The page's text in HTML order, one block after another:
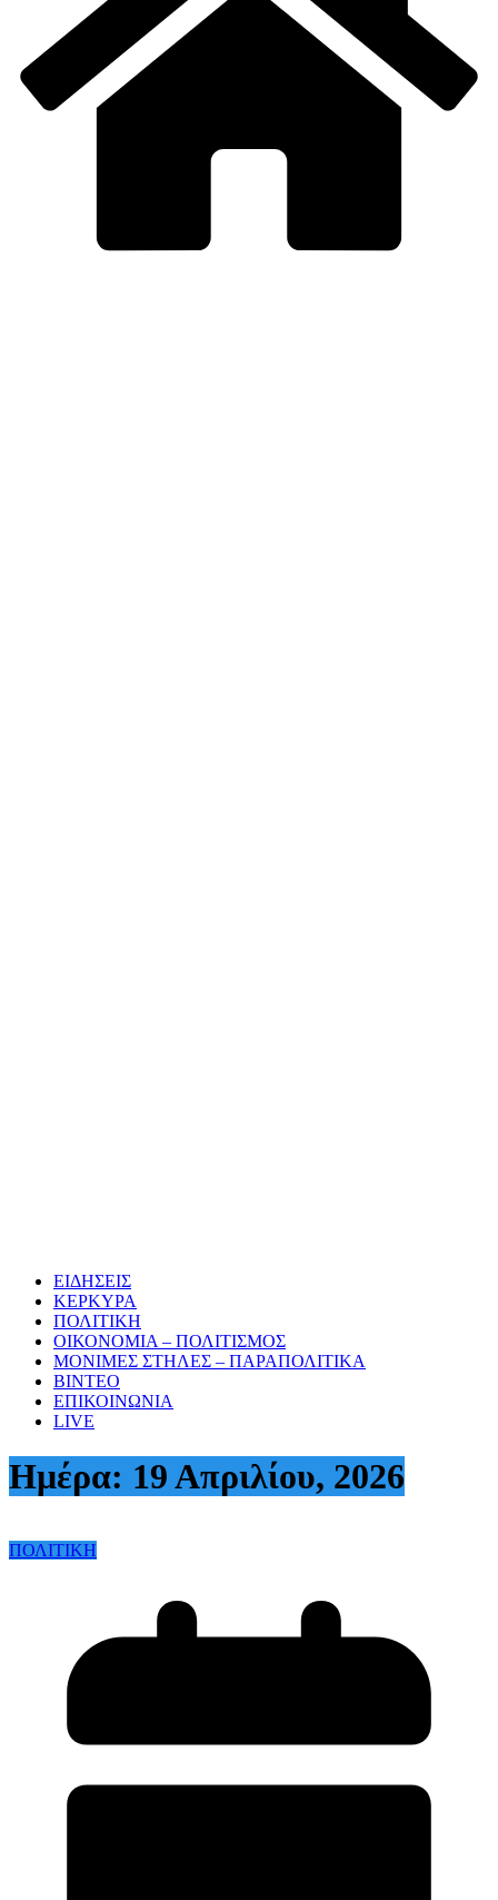
ΕΙΔΗΣΕΙΣ
ΚΕΡΚΥΡΑ
ΠΟΛΙΤΙΚΗ
ΟΙΚΟΝΟΜΙΑ – ΠΟΛΙΤΙΣΜΟΣ
ΜΟΝΙΜΕΣ ΣΤΗΛΕΣ – ΠΑΡΑΠΟΛΙΤΙΚΑ
ΒΙΝΤΕΟ
ΕΠΙΚΟΙΝΩΝΙΑ
LIVE
Ημέρα: 19 Απριλίου, 2026
ΠΟΛΙΤΙΚΗ